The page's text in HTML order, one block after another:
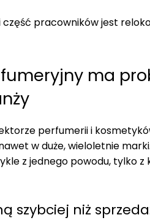
część pracowników jest
ma
perfumerii i
w duże, wieloletnie
z jednego powodu, tylko
szybciej niż